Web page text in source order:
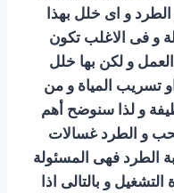
و اى خلل بهذا
و فى الاغلب تكون
و لكن بها خلل
تسريب المياة و من
و لذا سنوضح أهم
و الطرد غسالات
الطرد فهى المسئولة
و بالتالى اذا